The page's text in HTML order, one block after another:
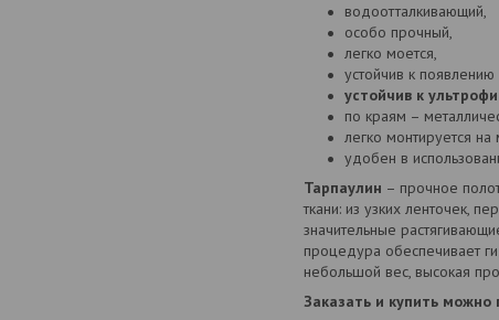
водоотталкивающий,
особо прочный,
легко моется,
устойчив к появлению
устойчив к
по краям –
легко монтируется на
удобен в
Тарпаулин – прочное
ткани: из узких ленточек,
значительные
процедура обеспечивает
небольшой вес, высокая
Заказать и купить можно